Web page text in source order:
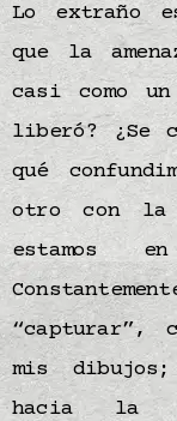
Lo extraño
que la
casi como
liberó? ¿Se
qué
otro con la
estamos
“capturar”,
mis
hacia la